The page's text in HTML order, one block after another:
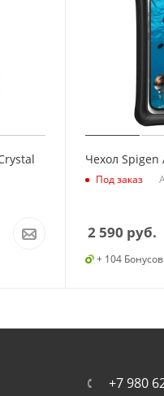
Чехол Spigen
Под заказ
2 590 руб.
+ 104 Бонусов
+7 980